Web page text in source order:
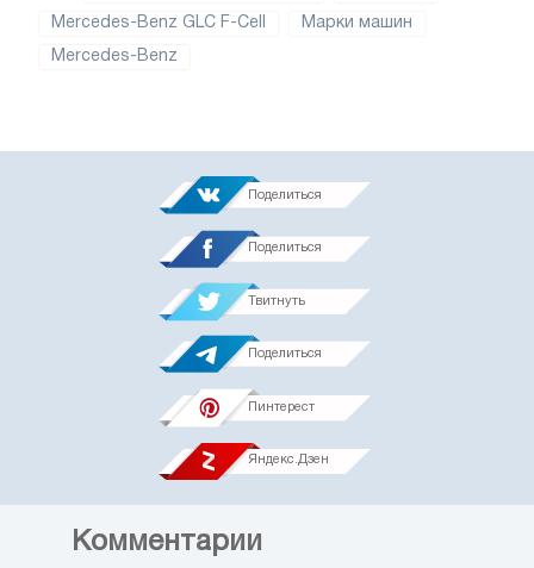
Mercedes-Benz GLC F-Cell Марки машин
Mercedes-Benz
Поделиться
Поделиться
Твитнуть
Поделиться
Пинтерест
Яндекс.Дзен
Комментарии